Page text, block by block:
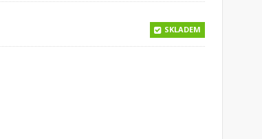
SKLADEM